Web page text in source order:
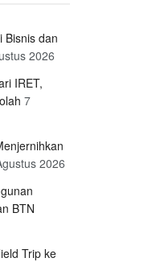
Bisnis dan
2026
IRET,
7
2026
BTN
Trip ke